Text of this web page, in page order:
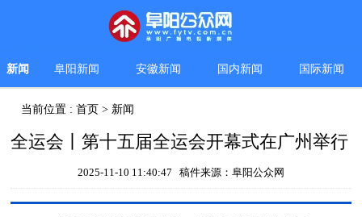
新闻 阜阳新闻 安徽新闻 国内新闻 国际新闻
当前位置 :首页 > 新闻
全运会丨第十五届全运会开幕式在广州举行
2025-11-10 11:40:47 稿件来源：阜阳公众网